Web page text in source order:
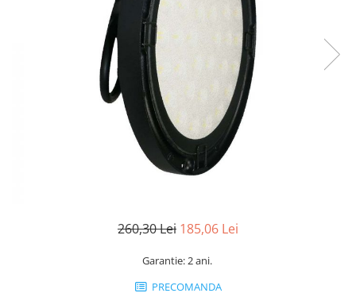
260,30 Lei 185,06 Lei
Garantie: 2 ani.
PRECOMANDA